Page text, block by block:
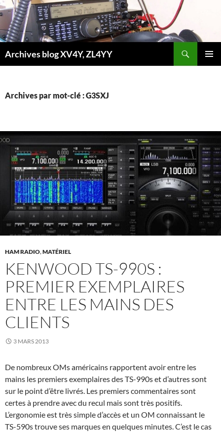
Aller
au
contenu
Archives blog XV4Y, ZL4YY
Archives par mot-clé : G3SXJ
HAM RADIO,MATÉRIEL
KENWOOD TS-990S :
PREMIER EXEMPLAIRES
ENTRE LES MAINS DES
CLIENTS
3 MARS 2013
De nombreux OMs américains rapportent avoir entre les
mains les premiers exemplaires des TS-990s et d’autres sont
sur le point d’être livrés. Les premiers commentaires sont
certes à prendre avec du recul mais sont très positifs.
L’ergonomie est très simple d’accès et un OM connaissant le
TS-590s trouve ses marques en quelques minutes. C’est le cas